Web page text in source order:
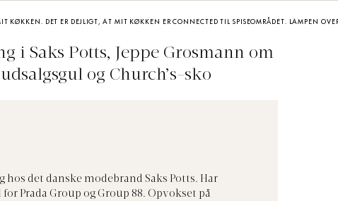
KØKKEN. DET ER DEJLIGT, AT MIT KØKKEN ER CONNECTED TIL SPISEOMRÅDET. LAMPEN
i Saks Potts, Jeppe Grosmann om
og Church’s-sko
hos det danske modebrand Saks Potts. Har
Prada Group og Group 88. Opvokset på